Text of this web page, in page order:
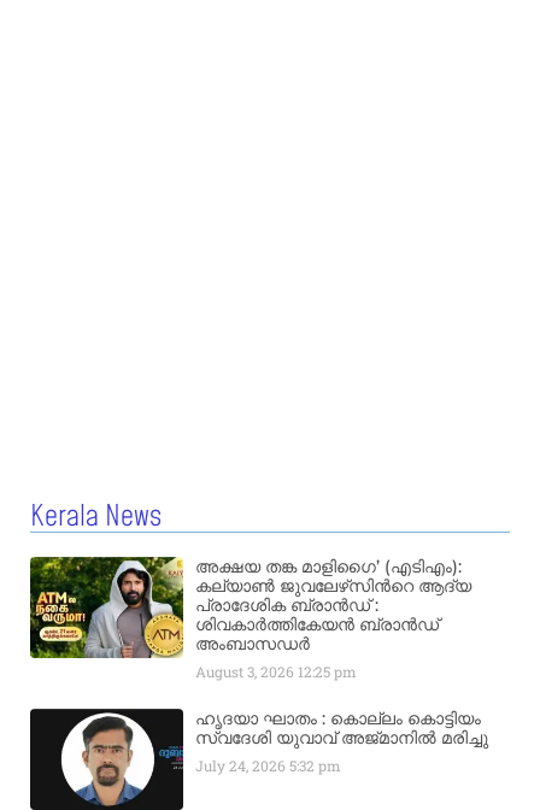
Kerala News
അക്ഷയ തങ്ക മാളിഗൈ’ (എടിഎം):
കല്യാണ്‍ ജുവലേഴ്‌സിന്‍റെ ആദ്യ
പ്രാദേശിക ബ്രാന്‍ഡ് :
ശിവകാര്‍ത്തികേയന്‍ ബ്രാന്‍ഡ്
അംബാസഡര്‍
August 3, 2026 12:25 pm
ഹൃദയാ ഘാതം : കൊല്ലം കൊട്ടിയം
സ്വദേശി യുവാവ് അജ്മാനിൽ മരിച്ചു
July 24, 20265:32 pm